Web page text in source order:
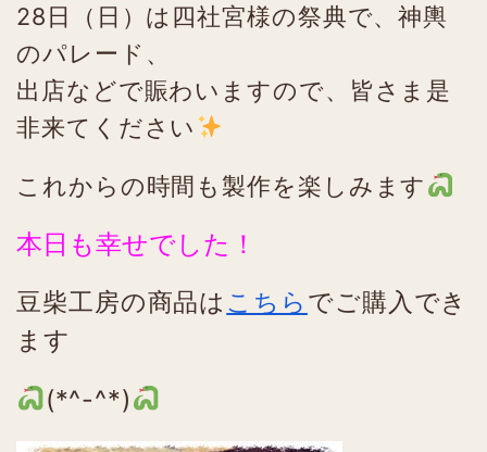
28日（日）は四社宮様の祭典で、神輿
のパレード、
出店などで賑わいますので、皆さま是
非来てください
これからの時間も製作を楽しみます
本日も幸せでした！
豆柴工房の商品は こちら でご購入でき
ます
(*^-^*)